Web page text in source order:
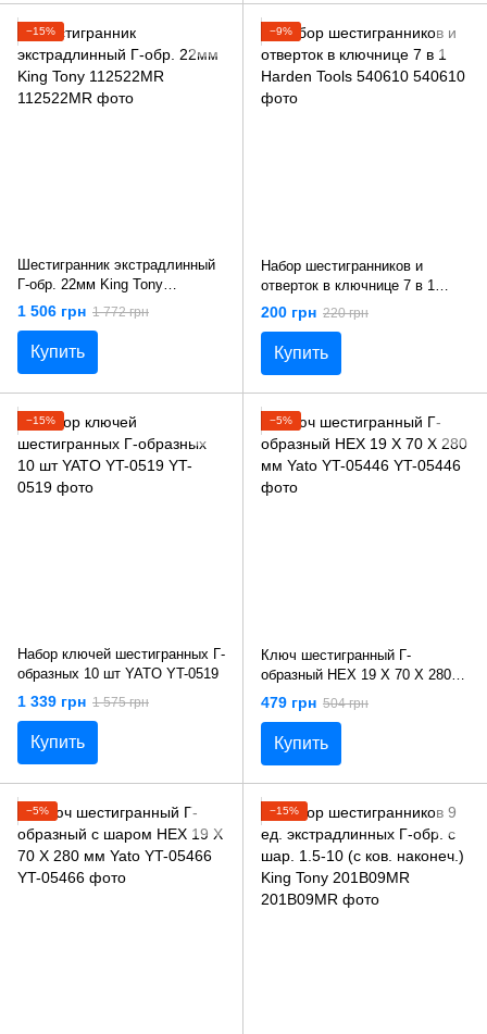
−15%
Шестигранник экстрадлинный
Г-обр. 22мм King Tony
112522MR
1 506 грн 1 772 грн
Купить
−9%
Набор шестигранников и
отверток в ключнице 7 в 1
Harden Tools 540610
200 грн 220 грн
Купить
−15%
Набор ключей шестигранных Г-
образных 10 шт YATO YT-0519
1 339 грн 1 575 грн
Купить
−5%
Ключ шестигранный Г-
образный HEX 19 X 70 Х 280
мм Yato YT-05446
479 грн 504 грн
Купить
−5% −15%